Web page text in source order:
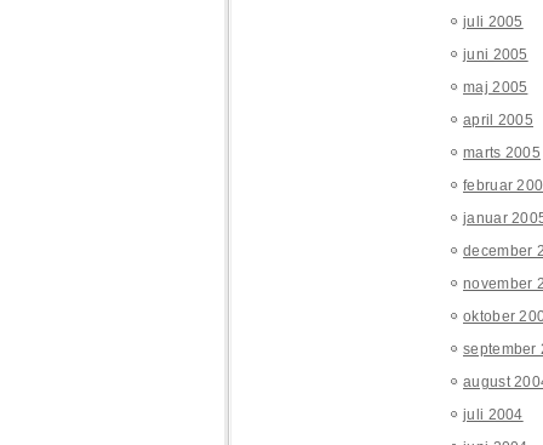
juli 2005
juni 2005
maj 2005
april 2005
marts 2005
februar
januar
december
november
oktober
september
august
juli 2004